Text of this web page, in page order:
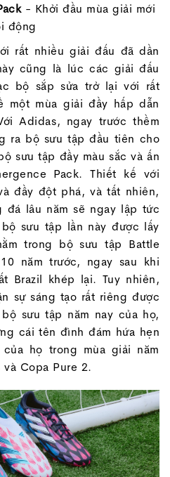
- Khởi đầu mùa giải mới
động
rất nhiều giải đấu đã dần
cũng là lúc các giải đấu
bộ sắp sửa trở lại với rất
một mùa giải đầy hấp dẫn
Adidas, ngay trước thềm
ra bộ sưu tập đầu tiên cho
sưu tập đầy màu sắc và ấn
Pack. Thiết kế với
đầy đột phá, và tất nhiên,
lâu năm sẽ ngay lập tức
sưu tập lần này được lấy
trong bộ sưu tập Battle
năm trước, ngay sau khi
Brazil khép lại. Tuy nhiên,
sự sáng tạo rất riêng được
sưu tập năm nay của họ,
cái tên đình đám hứa hẹn
họ trong mùa giải năm
Copa Pure 2.